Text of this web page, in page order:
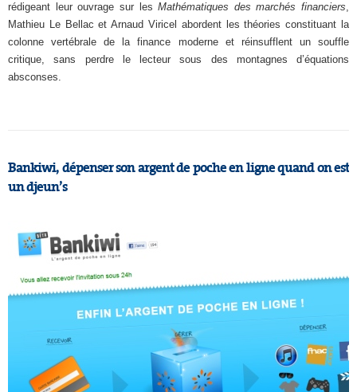
rédigeant leur ouvrage sur lesMathématiques des marchés financiers,
Mathieu Le Bellac et Arnaud Viricel abordent les théories constituant la
colonne vertébrale de la finance moderne et réinsufflent un souffle
critique, sans perdre le lecteur sous des montagnes d’équations
absconses.
Bankiwi, dépenser son argent de poche en ligne quand on est
un djeun’s